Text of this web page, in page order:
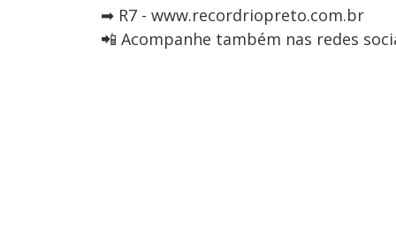
➡ R7 - www.recordriopreto.com.br
📲 Acompanhe também nas redes